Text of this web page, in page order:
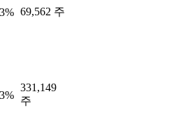
69,562 주
331,149
주